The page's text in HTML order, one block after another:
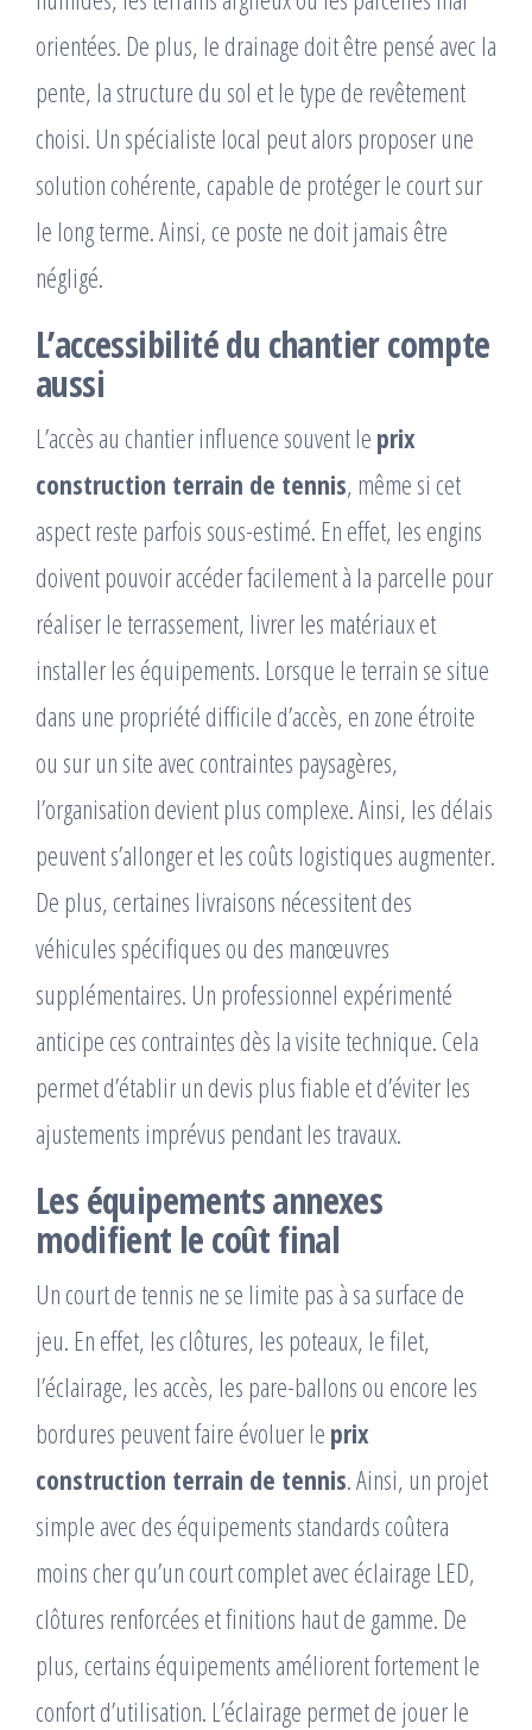
orientées. De plus, le drainage doit être pensé avec la
pente, la structure du sol et le type de revêtement
choisi. Un spécialiste local peut alors proposer une
solution cohérente, capable de protéger le court sur
le long terme. Ainsi, ce poste ne doit jamais être
négligé.
L’accessibilité du chantier compte
aussi
L’accès au chantier influence souvent le prix
construction terrain de tennis, même si cet
aspect reste parfois sous-estimé. En effet, les engins
doivent pouvoir accéder facilement à la parcelle pour
réaliser le terrassement, livrer les matériaux et
installer les équipements. Lorsque le terrain se situe
dans une propriété difficile d’accès, en zone étroite
ou sur un site avec contraintes paysagères,
l’organisation devient plus complexe. Ainsi, les délais
peuvent s’allonger et les coûts logistiques augmenter.
De plus, certaines livraisons nécessitent des
véhicules spécifiques ou des manœuvres
supplémentaires. Un professionnel expérimenté
anticipe ces contraintes dès la visite technique. Cela
permet d’établir un devis plus fiable et d’éviter les
ajustements imprévus pendant les travaux.
Les équipements annexes
modifient le coût final
Un court de tennis ne se limite pas à sa surface de
jeu. En effet, les clôtures, les poteaux, le filet,
l’éclairage, les accès, les pare-ballons ou encore les
bordures peuvent faire évoluer le prix
construction terrain de tennis. Ainsi, un projet
simple avec des équipements standards coûtera
moins cher qu’un court complet avec éclairage LED,
clôtures renforcées et finitions haut de gamme. De
plus, certains équipements améliorent fortement le
confort d’utilisation. L’éclairage permet de jouer le